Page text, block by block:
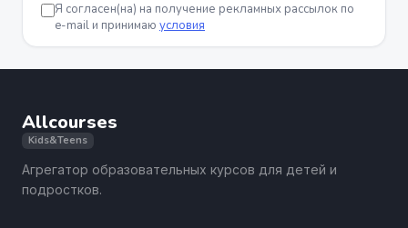
Я согласен(на) на получение рекламных рассылок по
e-mail и принимаю условия
Allcourses
Kids&Teens
Агрегатор образовательных курсов для детей и
подростков.